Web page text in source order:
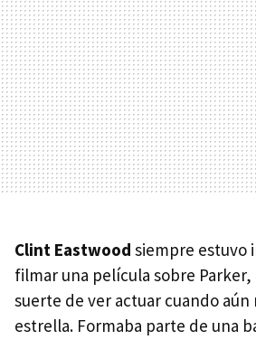
Clint Eastwood siempre estuvo
filmar una película sobre Parker,
suerte de ver actuar cuando aún
estrella. Formaba parte de una